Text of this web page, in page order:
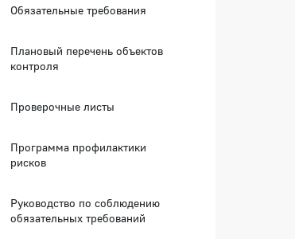
Обязательные требования
Плановый перечень объектов
контроля
Проверочные листы
Программа профилактики
рисков
Руководство по соблюдению
обязательных требований